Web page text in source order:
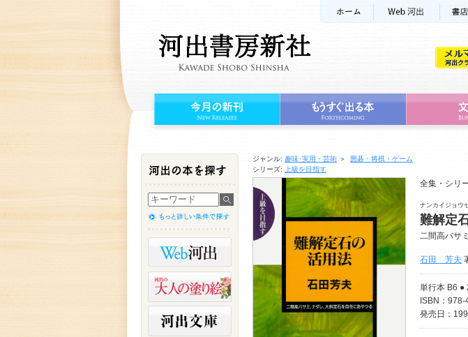
ジャンル: 趣味･実用・芸術 ＞
囲碁・将棋・ゲーム
シリーズ:
上級を目指す
全集・シリ
ナンカイジョウ
難解定
二間高バサ
石田 芳夫
単行本 B6 ●
ISBN：
発売日：